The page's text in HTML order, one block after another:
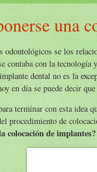
una
odontológicos se los
contaba con la tecnología
dental no es la
en día se puede decir
terminar con esta idea
procedimiento de
colocación de implantes?